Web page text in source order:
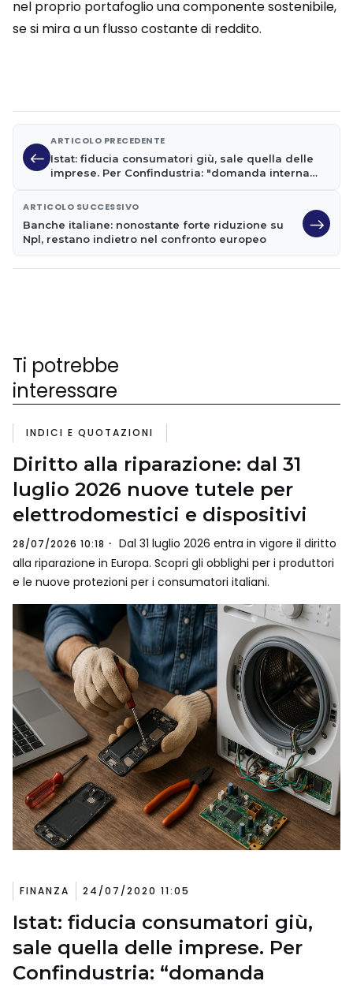
nel proprio portafoglio una componente sostenibile,
se si mira a un flusso costante di reddito.
ARTICOLO PRECEDENTE
Istat: fiducia consumatori giù, sale quella delle
imprese. Per Confindustria: "domanda interna
ARTICOLO SUCCESSIVO
Banche italiane: nonostante forte riduzione su
Ti potrebbe
interessare
INDICI E QUOTAZIONI
Diritto alla riparazione: dal 31
luglio 2026 nuove tutele per
elettrodomestici e dispositivi
28/07/2026 10:18
Dal 31 luglio 2026 entra in vigore il diritto
alla riparazione in Europa. Scopri gli obblighi per i produttori
e le nuove protezioni per i consumatori italiani.
FINANZA 24/07/2020 11:05
Istat: fiducia consumatori giù,
sale quella delle imprese. Per
Confindustria: “domanda